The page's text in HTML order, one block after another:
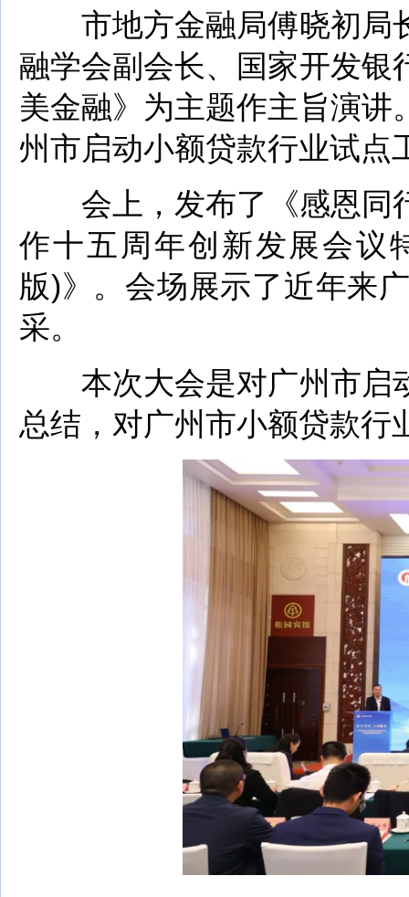
市地方金融局傅晓初局长
融学会副会长、国家开发银
美金融》为主题作主旨演讲
州市启动小额贷款行业试点
会上，发布了《感恩同
作十五周年创新发展会议
版)》。会场展示了近年来
采。
本次大会是对广州市启动
总结，对广州市小额贷款行